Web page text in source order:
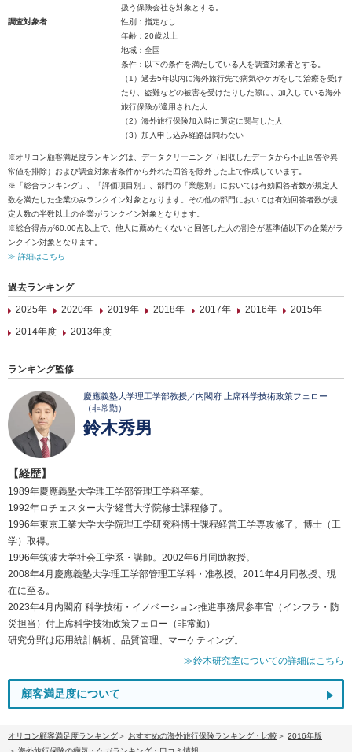
扱う保険会社を対象とする。
調査対象者
性別：指定なし
年齢：20歳以上
地域：全国
条件：以下の条件を満たしている人を調査対象者とする。
（1）過去5年以内に海外旅行先で病気やケガをして治療を受け
たり、盗難などの被害を受けたりした際に、加入している海外
旅行保険が適用された人
（2）海外旅行保険加入時に選定に関与した人
（3）加入申し込み経路は問わない
※オリコン顧客満足度ランキングは、データクリーニング（回収したデータから不正回答や異
常値を排除）および調査対象者条件から外れた回答を除外した上で作成しています。
※「総合ランキング」、「評価項目別」、部門の「業態別」においては有効回答者数が規定人
数を満たした企業のみランクイン対象となります。その他の部門においては有効回答者数が規
定人数の半数以上の企業がランクイン対象となります。
※総合得点が60.00点以上で、他人に薦めたくないと回答した人の割合が基準値以下の企業がラ
ンクイン対象となります。
≫ 詳細はこちら
過去ランキング
2025年
2020年 2019年 2018年 2017年 2016年
2015年
2014年度
2013年度
ランキング監修
慶應義塾大学理工学部教授／内閣府 上席科学技術政策フェロー
（非常勤）
鈴木秀男
【経歴】
1989年慶應義塾大学理工学部管理工学科卒業。
1992年ロチェスター大学経営大学院修士課程修了。
1996年東京工業大学大学院理工学研究科博士課程経営工学専攻修了。博士（工
学）取得。
1996年筑波大学社会工学系・講師。2002年6月同助教授。
2008年4月慶應義塾大学理工学部管理工学科・准教授。2011年4月同教授、現
在に至る。
2023年4月内閣府 科学技術・イノベーション推進事務局参事官（インフラ・防
災担当）付上席科学技術政策フェロー（非常勤）
研究分野は応用統計解析、品質管理、マーケティング。
≫鈴木研究室についての詳細はこちら
顧客満足度について
オリコン顧客満足度ランキング おすすめの海外旅行保険ランキング・比較
2016年版